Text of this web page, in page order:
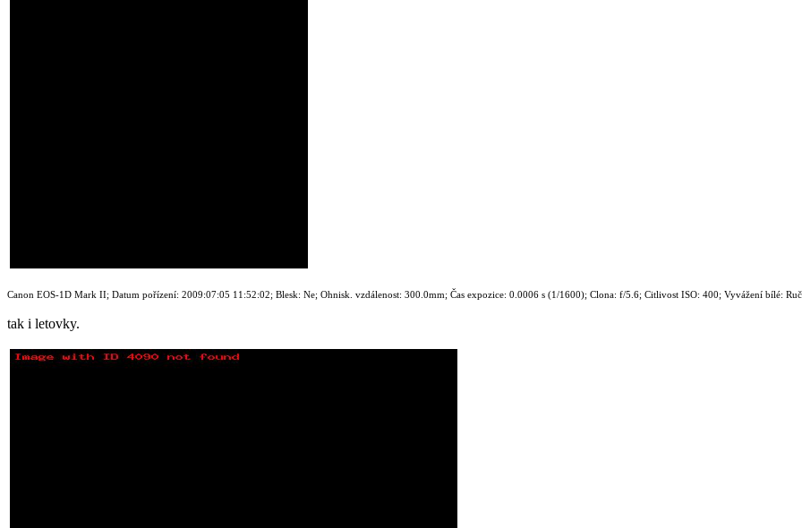
Canon EOS-1D Mark II; Datum pořízení: 2009:07:05 11:52:02; Blesk: Ne; Ohnisk. vzdálenost: 300.0mm; Čas expozice: 0.0006 s (1/1600); Clona: f/5.6; Citlivost ISO: 400; Vyvážení bílé:
tak i letovky.